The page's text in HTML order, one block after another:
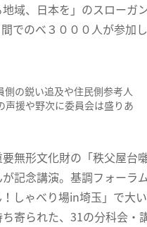
域、日本を」のスロー
でのべ３０００人が参加し
の鋭い追及や住民側参考人
声援や野次に委員会は盛りあ
無形文化財の「秩父屋台
記念講演。基調フォー
しゃべり場in埼玉」で大
寄られた、31の分科会